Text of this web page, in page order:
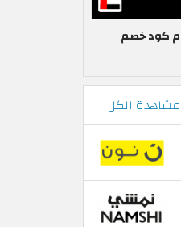
كود خصم
مشاهدة الكل